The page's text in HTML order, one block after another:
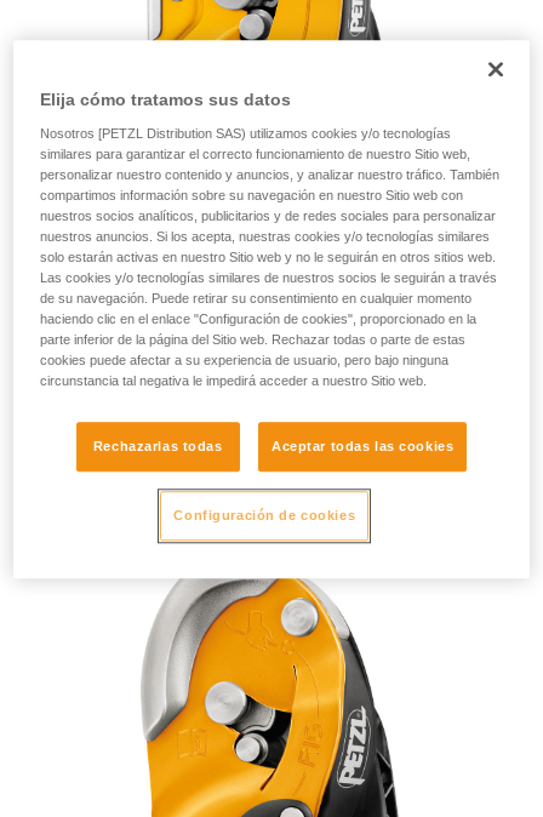
RIG 2018
Elija cómo tratamos sus datos
Nosotros [PETZL Distribution SAS) utilizamos cookies y/o tecnologías
similares para garantizar el correcto funcionamiento de nuestro Sitio web,
personalizar nuestro contenido y anuncios, y analizar nuestro tráfico. También
compartimos información sobre su navegación en nuestro Sitio web con
nuestros socios analíticos, publicitarios y de redes sociales para personalizar
nuestros anuncios. Si los acepta, nuestras cookies y/o tecnologías similares
solo estarán activas en nuestro Sitio web y no le seguirán en otros sitios web.
Las cookies y/o tecnologías similares de nuestros socios le seguirán a través
de su navegación. Puede retirar su consentimiento en cualquier momento
haciendo clic en el enlace "Configuración de cookies", proporcionado en la
parte inferior de la página del Sitio web. Rechazar todas o parte de estas
cookies puede afectar a su experiencia de usuario, pero bajo ninguna
circunstancia tal negativa le impedirá acceder a nuestro Sitio web.
Rechazarlas todas Aceptar todas las cookies
Configuración de cookies